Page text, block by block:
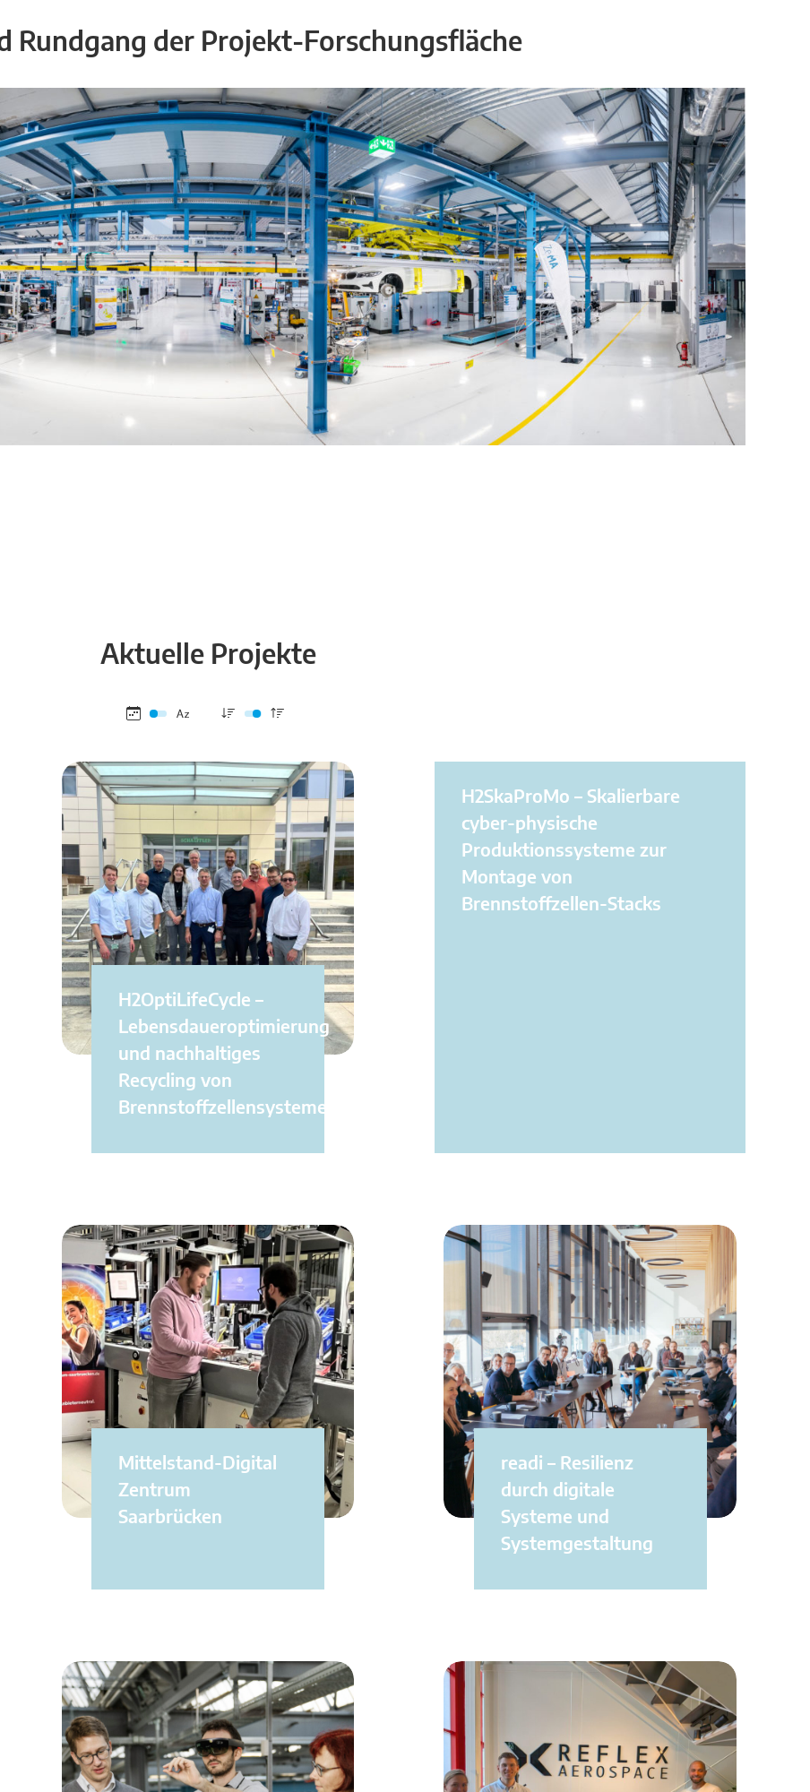
Rundgang der Projekt-Forschungsfläche
Aktuelle Projekte
H2OptiLifeCycle –
Lebensdaueroptimierung
und nachhaltiges
Recycling von
Brennstoffzellensystemen
H2SkaProMo – Skalierbare
cyber-physische
Produktionssysteme zur
Montage von
Brennstoffzellen-Stacks
Mittelstand-Digital
Zentrum
Saarbrücken
readi – Resilienz
durch digitale
Systeme und
Systemgestaltung